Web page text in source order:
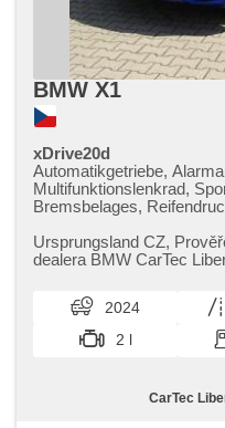
BMW X1
xDrive20d
Automatikgetriebe,
Multifunktionslenkrad,
Bremsbelages,
bezklíčové odemykání,
Sitze, Fahrgestell
Ursprungsland CZ,​
dealera BMW CarTec Liberec. Pro více
2024
2 l
CarTec